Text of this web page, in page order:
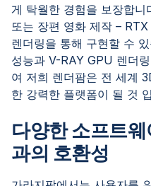
게 탁월한 경험을 보장합
또는 장편 영화 제작 –
렌더링을 통해 구현할 수
성능과 V-RAY GPU 렌더
여 저희 렌더팜은 전 세계
한 강력한 플랫폼이 될 것
다양한 소프트
과의 호환성